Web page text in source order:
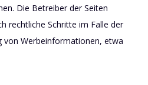
Die Betreiber der Seiten
rechtliche Schritte im Falle der
von Werbeinformationen, etwa